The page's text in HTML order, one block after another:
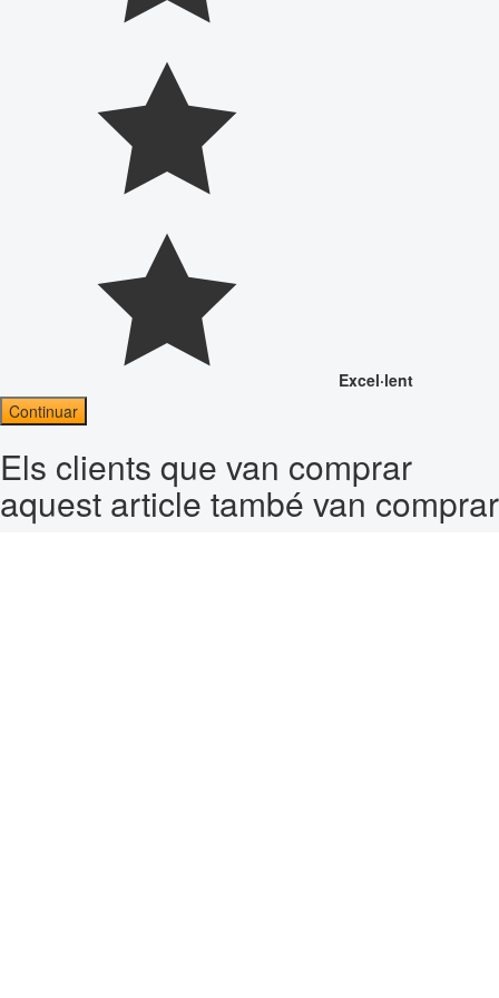
Excel·lent
Continuar
Els clients que van comprar
aquest article també van comprar